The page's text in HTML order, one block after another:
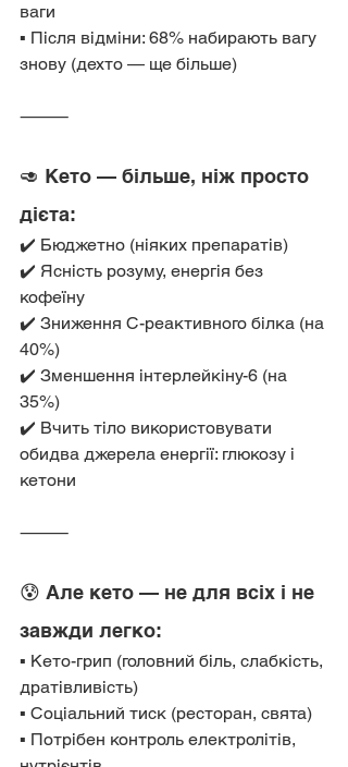
ваги
▪️ Після відміни: 68% набирають вагу
знову (дехто — ще більше)
⸻
🥑 Кето — більше, ніж просто
дієта:
✔️ Бюджетно (ніяких препаратів)
✔️ Ясність розуму, енергія без
кофеїну
✔️ Зниження С-реактивного білка (на
40%)
✔️ Зменшення інтерлейкіну-6 (на
35%)
✔️ Вчить тіло використовувати
обидва джерела енергії: глюкозу і
кетони
⸻
😰 Але кето — не для всіх і не
завжди легко:
▪️ Кето-грип (головний біль, слабкість,
дратівливість)
▪️ Соціальний тиск (ресторан, свята)
▪️ Потрібен контроль електролітів,